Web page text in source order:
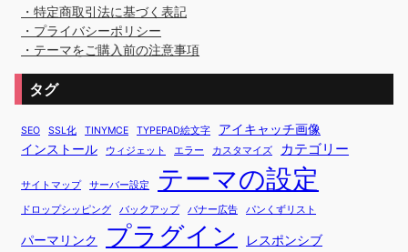
・特定商取引法に基づく表記
・プライバシーポリシー
・テーマをご購入前の注意事項
タグ
SEO SSL化 TINYMCE TYPEPAD絵文字
アイキャッチ画像
インストール
ウィジェット エラー カスタマイズ カテゴリー
サイトマップ サーバー設定 テーマの設定
ドロップシッピング バックアップ バナー広告 パンくずリスト
パーマリンク プラグイン レスポンシブ